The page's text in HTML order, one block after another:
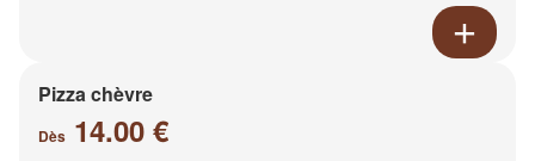
Pizza chèvre
Dès 14.00 €